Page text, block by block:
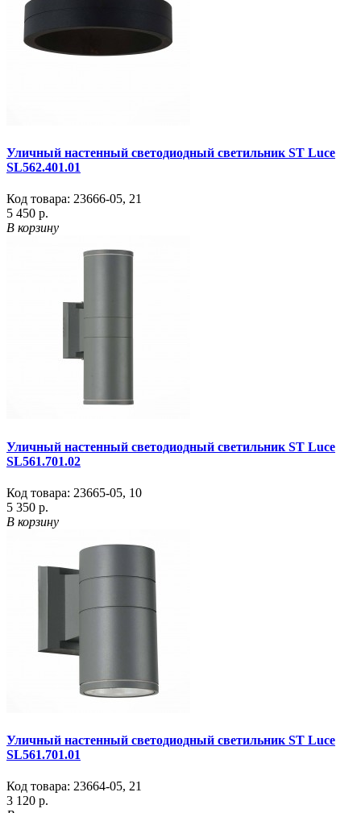
Уличный настенный светодиодный светильник ST Luce
SL562.401.01
Код товара: 23666-05, 21
5 450 р.
В корзину
Уличный настенный светодиодный светильник ST Luce
SL561.701.02
Код товара: 23665-05, 10
5 350 р.
В корзину
Уличный настенный светодиодный светильник ST Luce
SL561.701.01
Код товара: 23664-05, 21
3 120 р.